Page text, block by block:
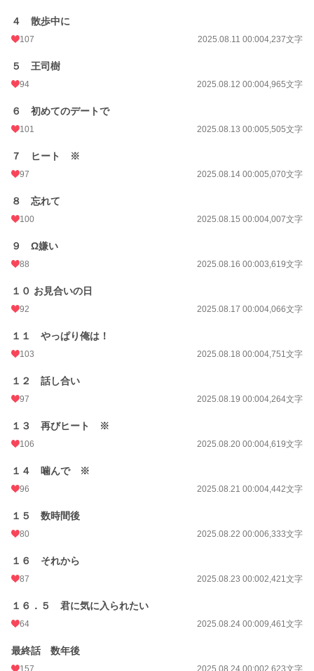
初回公開日時
週間ポイント
月間ポイント
年間ポイント
累計ポイント 34,458 pt (54,265 位)
４ 散歩中に
107 2025.08.11 00:004,237文字
５ 王司樹
94 2025.08.12 00:004,965文字
６ 初めてのデートで
101 2025.08.13 00:005,505文字
７ ヒート ※
97 2025.08.14 00:005,070文字
８ 忘れて
100 2025.08.15 00:004,007文字
９ Ω嫌い
88 2025.08.16 00:003,619文字
１０ お見合いの日
92 2025.08.17 00:004,066文字
１１ やっぱり俺は！
103 2025.08.18 00:004,751文字
１２ 話し合い
97 2025.08.19 00:004,264文字
１３ 再びヒート ※
106 2025.08.20 00:004,619文字
１４ 噛んで ※
96 2025.08.21 00:004,442文字
１５ 数時間後
80 2025.08.22 00:006,333文字
１６ それから
87 2025.08.23 00:002,421文字
１６．５ 君に気に入られたい
64 2025.08.24 00:009,461文字
最終話 数年後
157 2025.08.24 00:002,623文字